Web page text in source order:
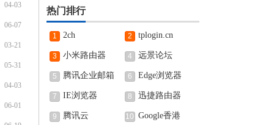
04-03
06-07
03-21
05-31
04-03
06-01
热门排行
1 2ch 2 tplogin.cn
3 小米路由器 4 远景论坛
5 腾讯企业邮箱 6 Edge浏览器
7 IE浏览器 8 迅捷路由器
9 腾讯云 10 Google香港